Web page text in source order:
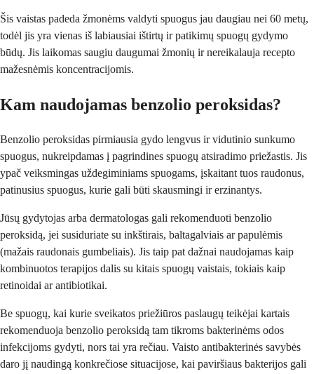
Šis vaistas padeda žmonėms valdyti spuogus jau daugiau nei 60 metų,
todėl jis yra vienas iš labiausiai ištirtų ir patikimų spuogų gydymo
būdų. Jis laikomas saugiu daugumai žmonių ir nereikalauja recepto
mažesnėmis koncentracijomis.
Kam naudojamas benzolio peroksidas?
Benzolio peroksidas pirmiausia gydo lengvus ir vidutinio sunkumo
spuogus, nukreipdamas į pagrindines spuogų atsiradimo priežastis. Jis
ypač veiksmingas uždegiminiams spuogams, įskaitant tuos raudonus,
patinusius spuogus, kurie gali būti skausmingi ir erzinantys.
Jūsų gydytojas arba dermatologas gali rekomenduoti benzolio
peroksidą, jei susiduriate su inkštirais, baltagalviais ar papulėmis
(mažais raudonais gumbeliais). Jis taip pat dažnai naudojamas kaip
kombinuotos terapijos dalis su kitais spuogų vaistais, tokiais kaip
retinoidai ar antibiotikai.
Be spuogų, kai kurie sveikatos priežiūros paslaugų teikėjai kartais
rekomenduoja benzolio peroksidą tam tikroms bakterinėms odos
infekcijoms gydyti, nors tai yra rečiau. Vaisto antibakterinės savybės
daro jį naudingą konkrečiose situacijose, kai paviršiaus bakterijos gali